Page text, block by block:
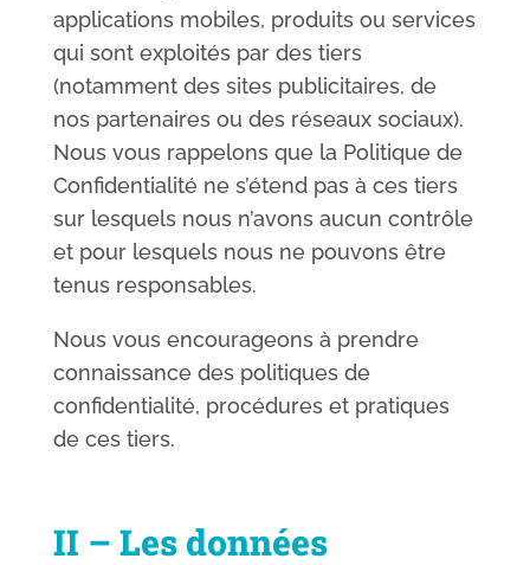
applications mobiles, produits ou services
qui sont exploités par des tiers
(notamment des sites publicitaires, de
nos partenaires ou des réseaux sociaux).
Nous vous rappelons que la Politique de
Confidentialité ne s’étend pas à ces tiers
sur lesquels nous n’avons aucun contrôle
et pour lesquels nous ne pouvons être
tenus responsables.
Nous vous encourageons à prendre
connaissance des politiques de
confidentialité, procédures et pratiques
de ces tiers.
II – Les données